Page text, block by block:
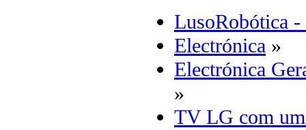
LusoRobótica -
Electrónica »
Electrónica
»
TV LG com